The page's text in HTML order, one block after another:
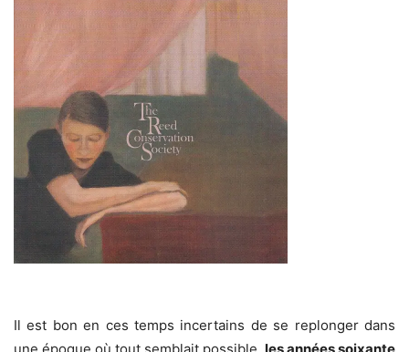
Il est bon en ces temps incertains de se replonger dans